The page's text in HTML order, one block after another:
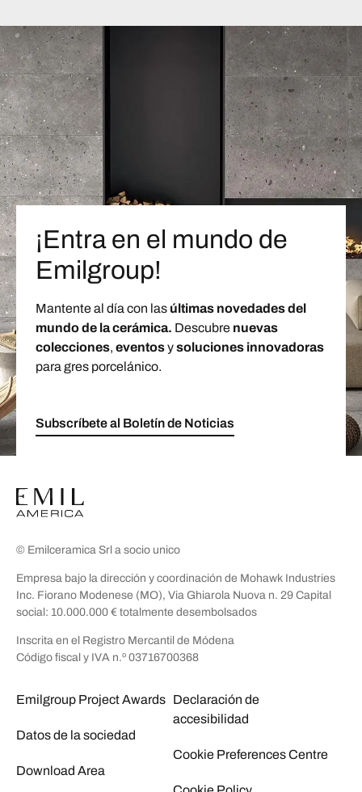
¡Entra en el mundo de
Emilgroup!
Mantente al día con las últimas novedades del
mundo de la cerámica. Descubre nuevas
colecciones, eventosysoluciones innovadoras
para gres porcelánico.
Subscríbete al Boletín de Noticias
© Emilceramica Srl a socio unico
Empresa bajo la dirección y coordinación de Mohawk Industries
Inc. Fiorano Modenese (MO), Via Ghiarola Nuova n. 29 Capital
social: 10.000.000 € totalmente desembolsados
Inscrita en el Registro Mercantil de Módena
Código fiscal y IVA n.º 03716700368
Emilgroup Project Awards
Datos de la sociedad
Download Area
Declaración de
accesibilidad
Cookie Preferences Centre